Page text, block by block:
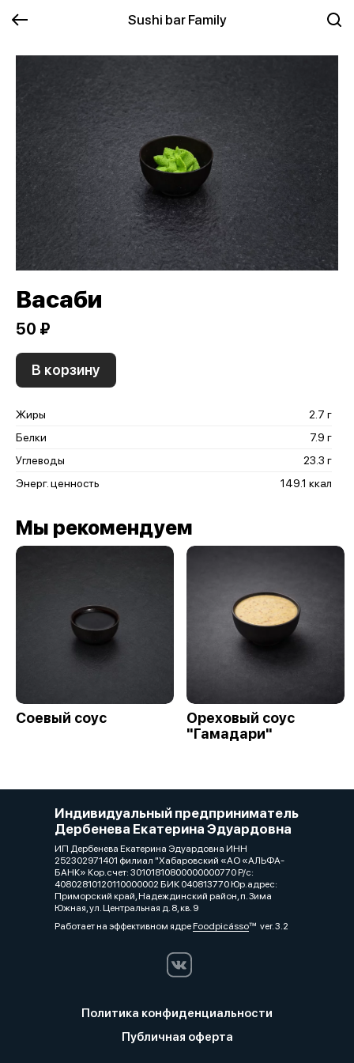
Sushi bar Family
Васаби
50 ₽
В корзину
Жиры
2.7 г
Белки
7.9 г
Углеводы
23.3 г
Энерг. ценность
149.1 ккал
Мы рекомендуем
Соевый соус
Ореховый соус
"Гамадари"
Индивидуальный предприниматель
Дербенева Екатерина Эдуардовна
ИП Дербенева Екатерина Эдуардовна ИНН
252302971401 филиал "Хабаровский «АО «АЛЬФА-
БАНК» Кор.счет: 30101810800000000770 Р/с:
40802810120110000002 БИК 040813770 Юр.адрес:
Приморский край, Надеждинский район, п. Зима
Южная, ул. Центральная д. 8, кв. 9
Работает на эффективном ядреFoodpicássover. 3.2
Политика конфиденциальности
Публичная оферта